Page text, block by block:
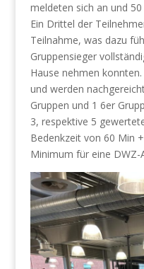
meldeten sich an und
Ein Drittel der
Teilnahme, was dazu
Gruppensieger
Hause nehmen
und werden
Gruppen und 1 6er
3, respektive 5
Bedenkzeit von 60 Min
Minimum für eine